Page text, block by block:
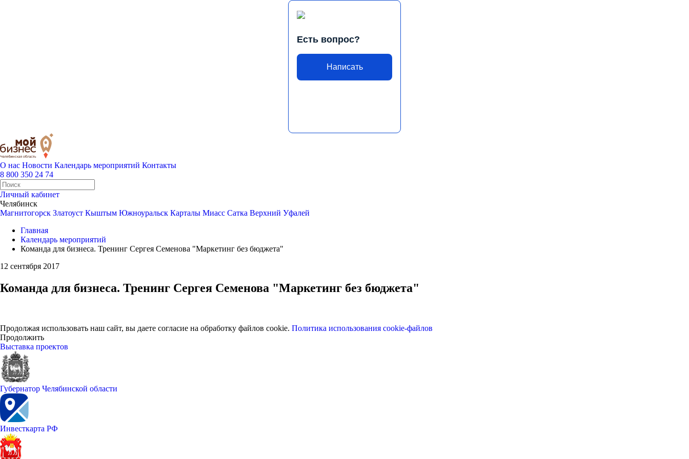
Есть вопрос?
Написать
О нас Новости Календарь мероприятий Контакты
8 800 350 24 74
Личный кабинет
Челябинск
Магнитогорск Златоуст Кыштым Южноуральск Карталы Миасс Сатка Верхний Уфалей
Главная
Календарь мероприятий
Команда для бизнеса. Тренинг Сергея Семенова "Маркетинг без бюджета"
12 сентября 2017
Команда для бизнеса. Тренинг Сергея Семенова "Маркетинг без бюджета"
Продолжая использовать наш сайт, вы даете согласие на обработку файлов cookie. Политика использования cookie-файлов
Продолжить
Выставка проектов
Губернатор Челябинской области
Инвесткарта РФ